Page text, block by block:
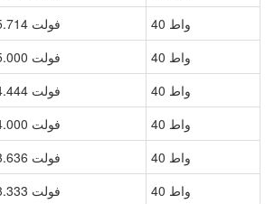
5.714 فولت
40 واط
5.000 فولت
40 واط
4.444 فولت
40 واط
4.000 فولت
40 واط
3.636 فولت
40 واط
3.333 فولت
40 واط